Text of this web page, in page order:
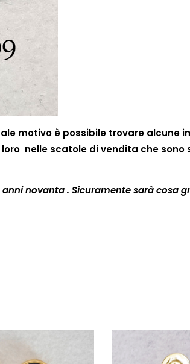
motivo è possibile trovare alcune
nelle scatole di vendita che sono
novanta . Sicuramente sarà cosa